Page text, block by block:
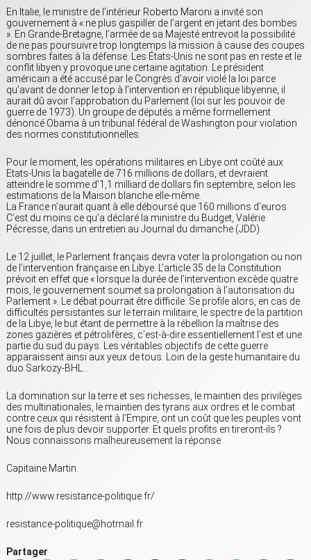
En Italie, le ministre de l’intérieur Roberto Maroni a invité son
gouvernement à « ne plus gaspiller de l’argent en jetant des bombes
». En Grande-Bretagne, l’armée de sa Majesté entrevoit la possibilité
de ne pas poursuivre trop longtemps la mission à cause des coupes
sombres faites à la défense. Les États-Unis ne sont pas en reste et le
conflit libyen y provoque une certaine agitation. Le président
américain a été accusé par le Congrès d’avoir violé la loi parce
qu’avant de donner le top à l’intervention en république libyenne, il
aurait dû avoir l’approbation du Parlement (loi sur les pouvoir de
guerre de 1973). Un groupe de députés a même formellement
dénoncé Obama à un tribunal fédéral de Washington pour violation
des normes constitutionnelles.
Pour le moment, les opérations militaires en Libye ont coûté aux
Etats-Unis la bagatelle de 716 millions de dollars, et devraient
atteindre le somme d’1,1 milliard de dollars fin septembre, selon les
estimations de la Maison blanche elle-même.
La France n’aurait quant à elle déboursé que 160 millions d’euros.
C’est du moins ce qu’a déclaré la ministre du Budget, Valérie
Pécresse, dans un entretien au Journal du dimanche (JDD).
Le 12 juillet, le Parlement français devra voter la prolongation ou non
de l’intervention française en Libye. L’article 35 de la Constitution
prévoit en effet que « lorsque la durée de l’intervention excède quatre
mois, le gouvernement soumet sa prolongation à l’autorisation du
Parlement ». Le débat pourrait être difficile. Se profile alors, en cas de
difficultés persistantes sur le terrain militaire, le spectre de la partition
de la Libye, le but étant de permettre à la rébellion la maîtrise des
zones gazières et pétrolifères, c’est-à-dire essentiellement l’est et une
partie du sud du pays. Les véritables objectifs de cette guerre
apparaissent ainsi aux yeux de tous. Loin de la geste humanitaire du
duo Sarkozy-BHL…
La domination sur la terre et ses richesses, le maintien des privilèges
des multinationales, le maintien des tyrans aux ordres et le combat
contre ceux qui résistent à l’Empire, ont un coût que les peuples vont
une fois de plus devoir supporter. Et quels profits en tireront-ils ?
Nous connaissons malheureusement la réponse.
Capitaine Martin.
http://www.resistance-politique.fr/
resistance-politique@hotmail.fr
Partager